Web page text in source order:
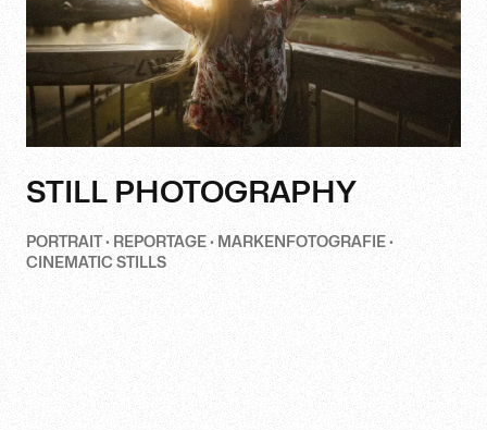
STILL PHOTOGRAPHY
PORTRAIT · REPORTAGE · MARKENFOTOGRAFIE ·
CINEMATIC STILLS